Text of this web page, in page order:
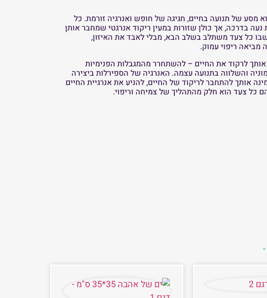
מסע של תנועה בחיים, חגיגה של חופש ואנרגיה זורמת. כל
בדרכה, אך כולן שזורות במעין ריקוד אנרגטי שמחבר אותן
כל צעד משתלב בשלב הבא, מבלי לאבד את האיזון,
ריפוי עמוק.
אותך לרקוד את החיים – להשתחרר מהמגבלות הפנימיות
והשלווה בתנועה עצמה. האנרגיה של הספירלות ביצירה
אותך להתחבר לריקוד של החיים, להניע את אנרגיית החיים
כל צעד הוא חלק מהתהליך של צמיחה וריפוי.